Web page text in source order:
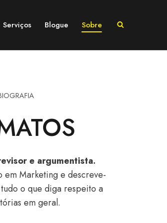
Serviços Blogue Sobre
e argumentista.
em Marketing e descreve-
o que diga respeito a
em geral.